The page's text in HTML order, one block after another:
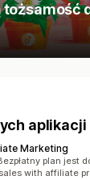
tożsamość
aplikacji
Marketing
1229
plan jest
with affiliate